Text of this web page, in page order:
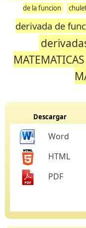
de la funcion
derivada de
MATEMATICAS
Descargar
Word
HTML
PDF